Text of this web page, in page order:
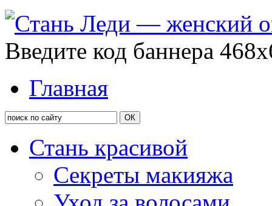
Введите код баннера
Главная
Стань красивой
Секреты макияжа